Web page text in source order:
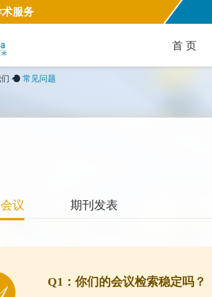
服务
首 页
常见问题
议 期刊发表
Q1：你们的会议检索稳定吗？